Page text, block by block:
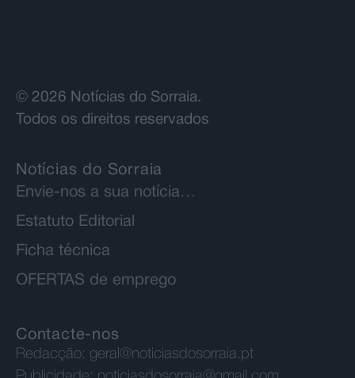
© 2026 Notícias do Sorraia.
Todos os direitos reservados
Notícias do Sorraia
Envie-nos a sua notícia…
Estatuto Editorial
Ficha técnica
OFERTAS de emprego
Contacte-nos
Redacção: geral@noticiasdosorraia.pt